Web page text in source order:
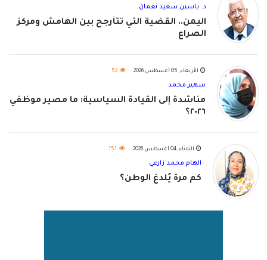
د. ياسين سعيد نعمان
اليمن.. القضية التي تتأرجح بين الهامش ومركز
الصراع
الأربعاء, 05 أغسطس 2026 52
سهير محمد
مناشدة إلى القيادة السياسية: ما مصير موظفي
٢٠٢٦؟
الثلاثاء, 04 أغسطس 2026 151
الهام محمد زارعي
كم مرة يُلدغ الوطن؟